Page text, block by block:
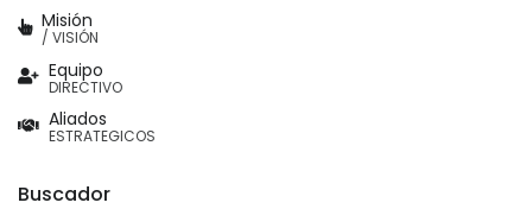
Misión
/ VISIÓN
Equipo
DIRECTIVO
Aliados
ESTRATEGICOS
Buscador